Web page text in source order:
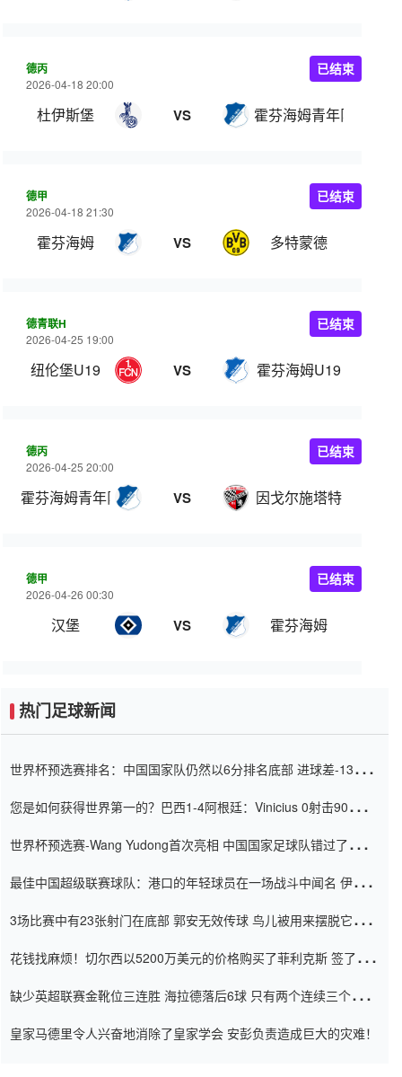
德丙
2026-04-18 20:00
杜伊斯堡 VS 霍芬海姆青年队
已结束
德甲
2026-04-18 21:30
霍芬海姆 VS 多特蒙德
已结束
德青联H
2026-04-25 19:00
纽伦堡U19 VS 霍芬海姆U19
已结束
德丙
2026-04-25 20:00
霍芬海姆青年队 VS 因戈尔施塔特
已结束
德甲
2026-04-26 00:30
汉堡 VS 霍芬海姆
已结束
热门足球新闻
世界杯预选赛排名：中国国家队仍然以6分排名底部 进球差-13令人
您是如何获得世界第一的？巴西1-4阿根廷：Vinicius 0射击90分钟
世界杯预选赛-Wang Yudong首次亮相 中国国家足球队错过了世界
最佳中国超级联赛球队：港口的年轻球员在一场战斗中闻名 伊万放
3场比赛中有23张射门在底部 郭安无效传球 鸟儿被用来摆脱它
花钱找麻烦！切尔西以5200万美元的价格购买了菲利克斯 签了7年
缺少英超联赛金靴位三连胜 海拉德落后6球 只有两个连续三个连续
皇家马德里令人兴奋地消除了皇家学会 安彭负责造成巨大的灾难！